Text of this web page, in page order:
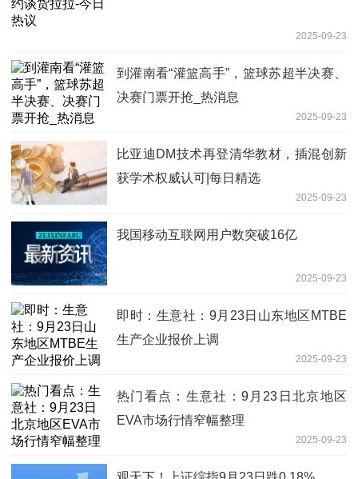
2025-09-23
到灌南看“灌篮高手”，篮球苏超半决赛、
决赛门票开抢_热消息
2025-09-23
比亚迪DM技术再登清华教材，插混创新
获学术权威认可|每日精选
2025-09-23
我国移动互联网用户数突破16亿
2025-09-23
即时：生意社：9月23日山东地区MTBE
生产企业报价上调
2025-09-23
热门看点：生意社：9月23日北京地区
EVA市场行情窄幅整理
2025-09-23